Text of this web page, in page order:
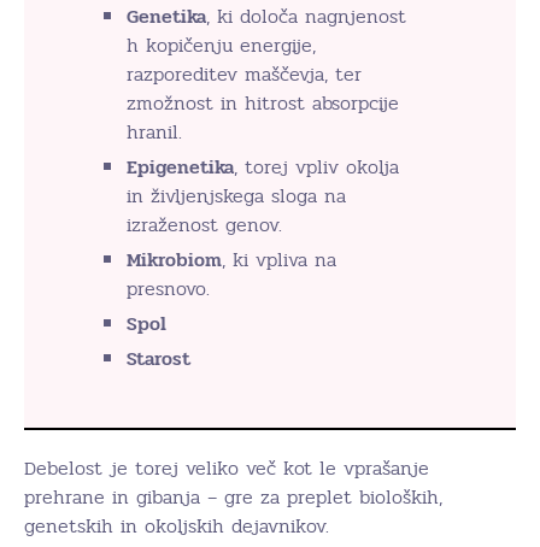
Genetika, ki določa nagnjenost
h kopičenju energije,
razporeditev maščevja, ter
zmožnost in hitrost absorpcije
hranil.
Epigenetika, torej vpliv okolja
in življenjskega sloga na
izraženost genov.
Mikrobiom, ki vpliva na
presnovo.
Spol
Starost
Debelost je torej veliko več kot le vprašanje
prehrane in gibanja – gre za preplet bioloških,
genetskih in okoljskih dejavnikov.